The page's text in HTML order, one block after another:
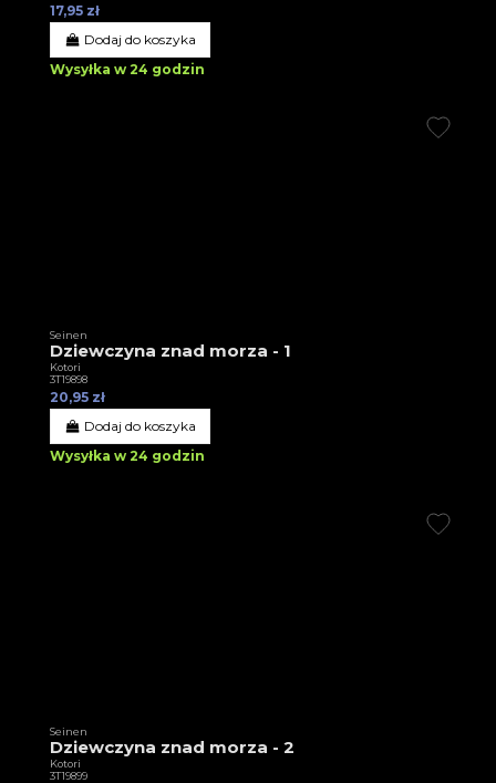
17,95 zł
Dodaj do koszyka
Wysyłka w 24 godzin
Seinen
Dziewczyna znad morza - 1
Kotori
3T19898
20,95 zł
Dodaj do koszyka
Wysyłka w 24 godzin
Seinen
Dziewczyna znad morza - 2
Kotori
3T19899